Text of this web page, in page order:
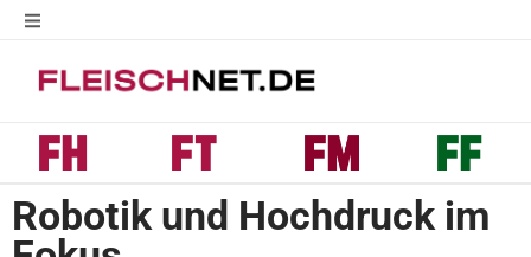
Robotik und Hochdruck im